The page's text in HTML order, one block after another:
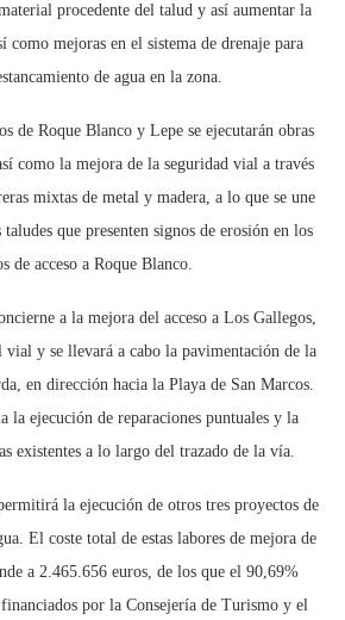
procedente del talud y así aumentar la
como mejoras en el sistema de drenaje para
de agua en la zona.
de Roque Blanco y Lepe se ejecutarán obras
como la mejora de la seguridad vial a través
mixtas de metal y madera, a lo que se une
que presenten signos de erosión en los
de acceso a Roque Blanco.
a la mejora del acceso a Los Gallegos,
y se llevará a cabo la pavimentación de la
en dirección hacia la Playa de San Marcos.
la ejecución de reparaciones puntuales y la
existentes a lo largo del trazado de la vía.
la ejecución de otros tres proyectos de
El coste total de estas labores de mejora de
a 2.465.656 euros, de los que el 90,69%
por la Consejería de Turismo y el